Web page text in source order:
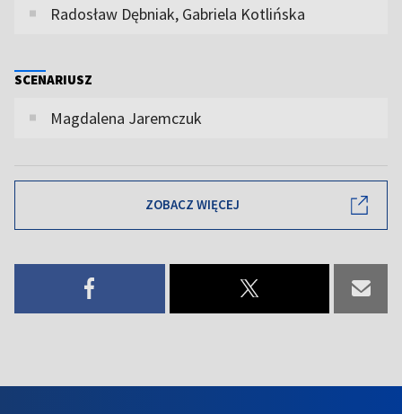
Radosław Dębniak, Gabriela Kotlińska
SCENARIUSZ
Magdalena Jaremczuk
ZOBACZ WIĘCEJ